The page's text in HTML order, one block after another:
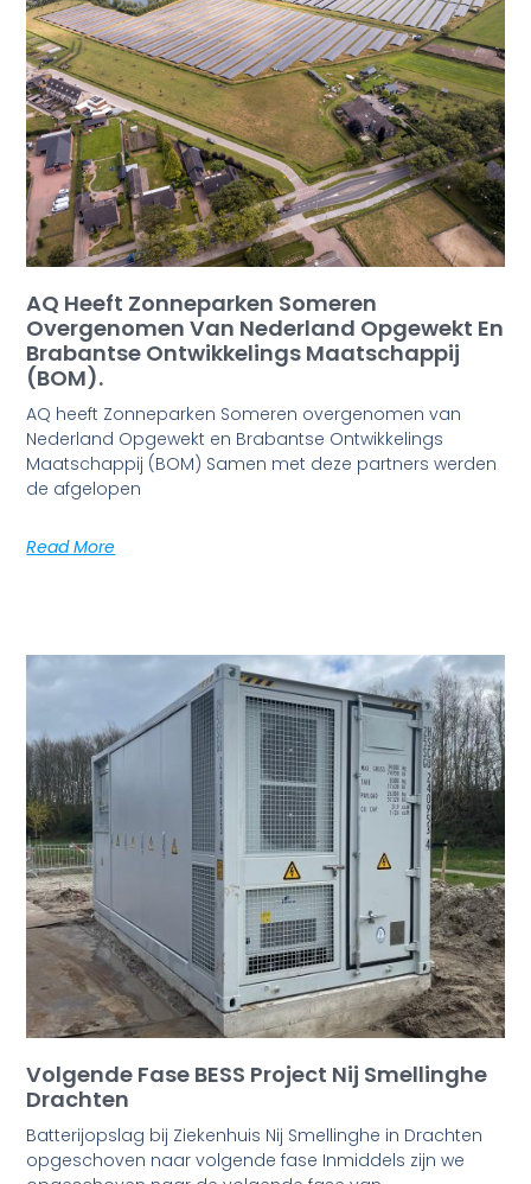
AQ Heeft Zonneparken Someren
Overgenomen Van Nederland Opgewekt En
Brabantse Ontwikkelings Maatschappij
(BOM).
AQ heeft Zonneparken Someren overgenomen van
Nederland Opgewekt en Brabantse Ontwikkelings
Maatschappij (BOM) Samen met deze partners werden
de afgelopen
Read More
Volgende Fase BESS Project Nij Smellinghe
Drachten
Batterijopslag bij Ziekenhuis Nij Smellinghe in Drachten
opgeschoven naar volgende fase Inmiddels zijn we